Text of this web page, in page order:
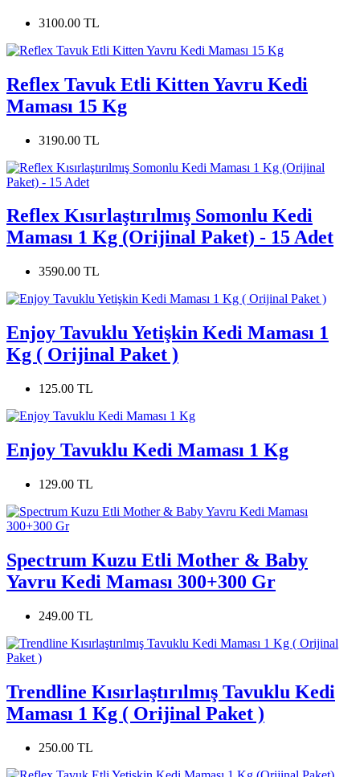
3100.00 TL
Reflex Tavuk Etli Kitten Yavru Kedi
Maması 15 Kg
3190.00 TL
Reflex Kısırlaştırılmış Somonlu Kedi
Maması 1 Kg (Orijinal Paket) - 15 Adet
3590.00 TL
Enjoy Tavuklu Yetişkin Kedi Maması 1
Kg ( Orijinal Paket )
125.00 TL
Enjoy Tavuklu Kedi Maması 1 Kg
129.00 TL
Spectrum Kuzu Etli Mother & Baby
Yavru Kedi Maması 300+300 Gr
249.00 TL
Trendline Kısırlaştırılmış Tavuklu Kedi
Maması 1 Kg ( Orijinal Paket )
250.00 TL